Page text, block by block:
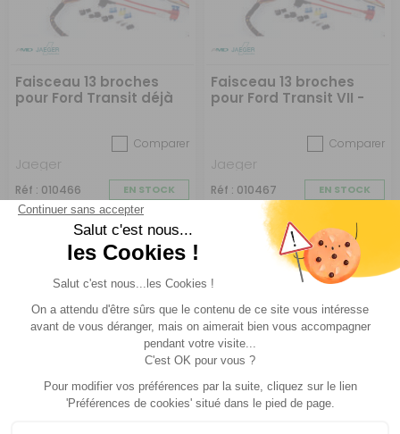
Faisceau 13 broches
pour Ford Transit déjà
Comparer
Jaeger
Réf : 010466 EN STOCK
ACHETER 289 €
Faisceau 13 broches
pour Ford Transit VII -
Comparer
Jaeger
Réf : 010467 EN STOCK
389 €